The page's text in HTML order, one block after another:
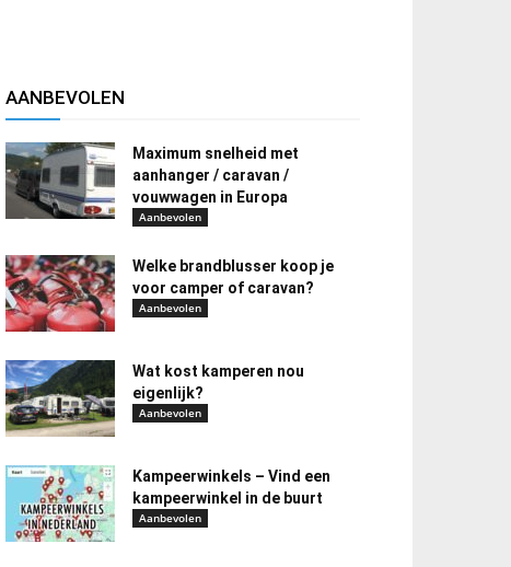
AANBEVOLEN
Maximum snelheid met
aanhanger / caravan /
vouwwagen in Europa
Aanbevolen
Welke brandblusser koop je
voor camper of caravan?
Aanbevolen
Wat kost kamperen nou
eigenlijk?
Aanbevolen
Kampeerwinkels – Vind een
kampeerwinkel in de buurt
Aanbevolen